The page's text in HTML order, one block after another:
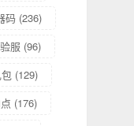
码 (236)
服 (96)
(129)
(176)